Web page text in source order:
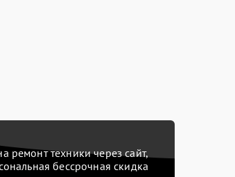
ремонт техники через сайт,
бессрочная скидка